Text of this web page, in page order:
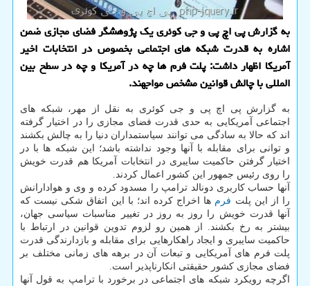
به گزارش پی اچ پی و جی کوئری یک پژوهشگر فضای مجازی ضمن
اشاره به قدرت شبکه های اجتماعی بخصوص در انتخابات اخیر
آمریکا اظهار داشت: پلت فرم ها چه در آمریکا و چه در سطح بین
المللی با چالش قوانین مشخص مواجهند.
به گزارش پی اچ پی و جی کوئری به نقل از مهر، شبکه های
اجتماعی آمریکایی به حدی قدرت فضای مجازی را در اختیار گرفته
اند که حالا به سادگی می توانند سیاستمداران دنیا را به چالش بکشند
و توانی برای مقابله با آنها وجود نداشته باشد؛ این شبکه ها با در
اختیار گرفتن حاکمیت سایبری در انتخابات آمریکا هم قدرت خویش
را روی رئیس جمهور این کشور اعمال کردند.
آنها حساب کاربری دونالد ترامپ را مسدود کرده و وی و هوادارانش
را از این پلت فرم ها اخراج کرده اند؛ با این اتفاق شکی نیست که
آنها قدرت خویش را روز به روز در تغییر مناسبات سیاسی جهان،
بیشتر به رخ بکشند. از همین رو لزوم تدوین قوانین در ارتباط با
حاکمیت سایبری و ایجاد راهکارهایی برای مقابله و بازدارندگی قدرت
پلت فرم های آمریکایی و تبعات آن در برهه های زمانی مختلف بر
فضای مجازی کشور حقیقتی انکارناپذیر است.
اگرچه رویکرد شبکه های اجتماعی در برخورد با ترامپ به قول آنها